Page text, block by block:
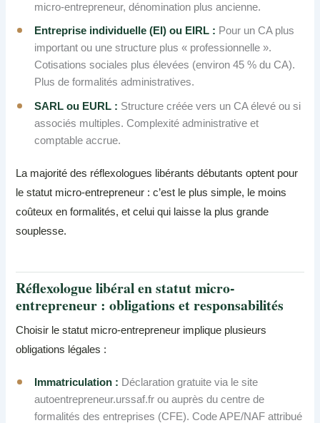
micro-entrepreneur, dénomination plus ancienne.
Entreprise individuelle (EI) ou EIRL : Pour un CA plus
important ou une structure plus « professionnelle ».
Cotisations sociales plus élevées (environ 45 % du CA).
Plus de formalités administratives.
SARL ou EURL : Structure créée vers un CA élevé ou si
associés multiples. Complexité administrative et
comptable accrue.
La majorité des réflexologues libérants débutants optent pour
le statut micro-entrepreneur : c’est le plus simple, le moins
coûteux en formalités, et celui qui laisse la plus grande
souplesse.
Réflexologue libéral en statut micro-
entrepreneur : obligations et responsabilités
Choisir le statut micro-entrepreneur implique plusieurs
obligations légales :
Immatriculation : Déclaration gratuite via le site
autoentrepreneur.urssaf.fr ou auprès du centre de
formalités des entreprises (CFE). Code APE/NAF attribué